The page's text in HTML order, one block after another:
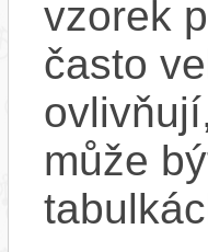
vzorek
často
může